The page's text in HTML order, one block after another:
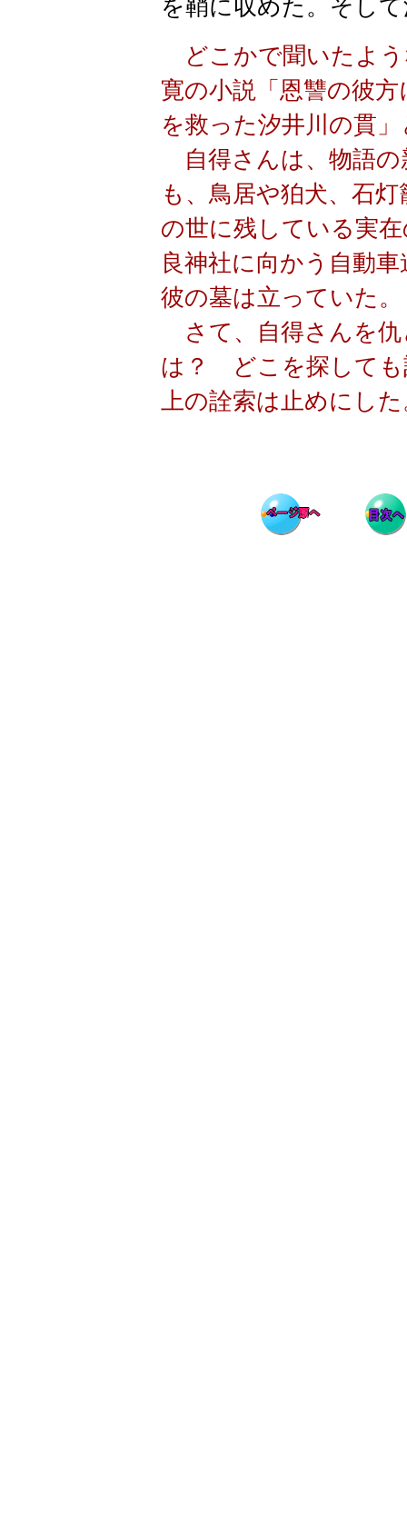
を鞘に収めた。そし
どこかで聞いたよう
寛の小説「恩讐の彼
を救った汐井川の貫
自得さんは、物語の
も、鳥居や狛犬、石
の世に残している実
良神社に向かう自動
彼の墓は立っていた 。
さて、自得さんを仇
は？ どこを探しても
上の詮索は止めにした